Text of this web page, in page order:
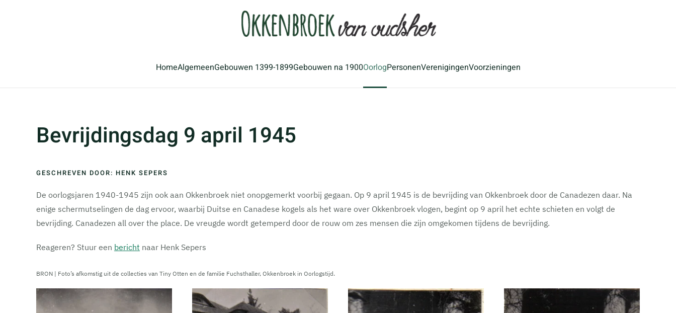
HomeAlgemeenGebouwen 1399-1899Gebouwen na 1900OorlogPersonenVerenigingenVoorzieningen
Bevrijdingsdag 9 april 1945
GESCHREVEN DOOR: HENK SEPERS
De oorlogsjaren 1940-1945 zijn ook aan Okkenbroek niet onopgemerkt voorbij gegaan. Op 9 april 1945 is de bevrijding van Okkenbroek door de Canadezen daar. Na
enige schermutselingen de dag ervoor, waarbij Duitse en Canadese kogels als het ware over Okkenbroek vlogen, begint op 9 april het echte schieten en volgt de
bevrijding. Canadezen all over the place. De vreugde wordt getemperd door de rouw om zes mensen die zijn omgekomen tijdens de bevrijding.
Reageren? Stuur een bericht naar Henk Sepers
BRON | Foto’s afkomstig uit de collecties van Tiny Otten en de familie Fuchsthaller, Okkenbroek in Oorlogstijd.